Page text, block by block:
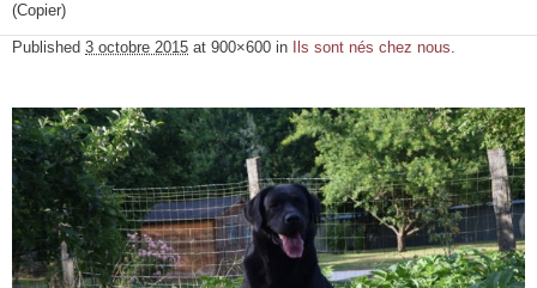
(Copier)
Published 3 octobre 2015 at 900×600 in Ils sont nés chez nous.